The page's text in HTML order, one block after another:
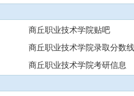
商丘职业技术学院贴吧
商丘职业技术学院录取分数线
商丘职业技术学院考研信息